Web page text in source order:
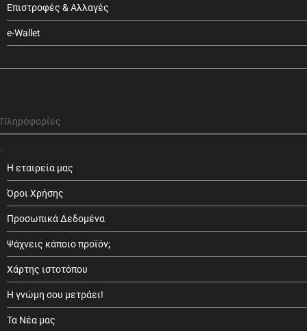
Επιστροφές & Αλλαγές
e-Wallet
Πληροφορίες
Η εταιρεία μας
Όροι Χρήσης
Προσωπικά Δεδομένα
Ψάχνεις κάποιο προϊόν;
Χάρτης ιστοτόπου
Η γνώμη σου μετράει!
Τα Νέα μας